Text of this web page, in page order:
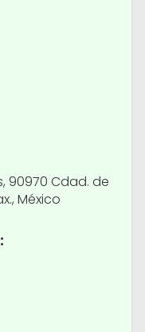
90970 Cdad. de
México